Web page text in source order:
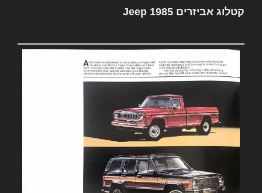
קטלוג אביזרים Jeep 1985